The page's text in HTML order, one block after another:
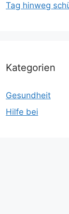
Tag hinweg
Kategorien
Gesundheit
Hilfe bei